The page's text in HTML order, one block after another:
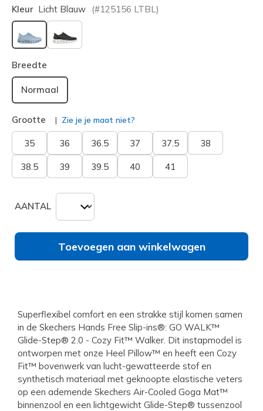
Kleur Licht Blauw (#125156 LTBL )
geselecteerd
Breedte
Normaal
Grootte Zie je je maat niet?
35 36 36.5 37 37.5 38
38.5 39 39.5 40 41
AANTAL
Toevoegen aan winkelwagen
Superflexibel comfort en een strakke stijl komen samen
in de Skechers Hands Free Slip-ins®: GO WALK™
Glide-Step® 2.0 - Cozy Fit™ Walker. Dit instapmodel is
ontworpen met onze Heel Pillow™ en heeft een Cozy
Fit™ bovenwerk van lucht-gewatteerde stof en
synthetisch materiaal met geknoopte elastische veters
op een ademende Skechers Air-Cooled Goga Mat™
binnenzool en een lichtgewicht Glide-Step® tussenzool